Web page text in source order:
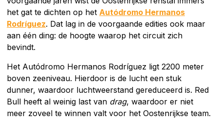
het gat te dichten op het Autódromo Hermanos
Rodríguez. Dat lag in de voorgaande edities ook maar
aan één ding: de hoogte waarop het circuit zich
bevindt.
Het Autódromo Hermanos Rodríguez ligt 2200 meter
boven zeeniveau. Hierdoor is de lucht een stuk
dunner, waardoor luchtweerstand gereduceerd is. Red
Bull heeft al weinig last van drag, waardoor er niet
meer zoveel te winnen valt voor het Oostenrijkse team.